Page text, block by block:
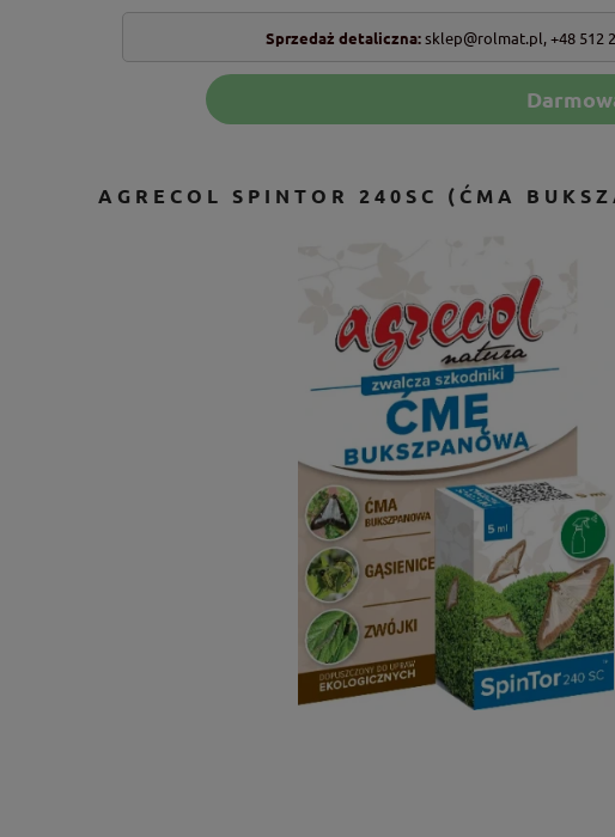
Sprzedaż detaliczna: sklep@rolmat.pl, +48 512
AGRECOL SPINTOR 240SC (ĆMA